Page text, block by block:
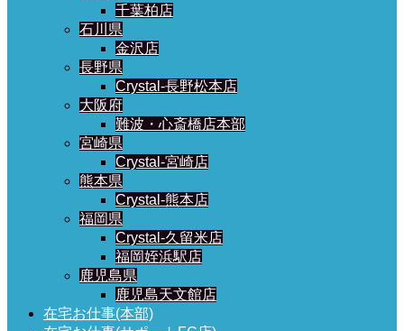
千葉柏店
石川県
金沢店
長野県
Crystal-長野松本店
大阪府
難波・心斎橋店本部
宮崎県
Crystal-宮崎店
熊本県
Crystal-熊本店
福岡県
Crystal-久留米店
福岡姪浜駅店
鹿児島県
鹿児島天文館店
在宅お仕事(本部)